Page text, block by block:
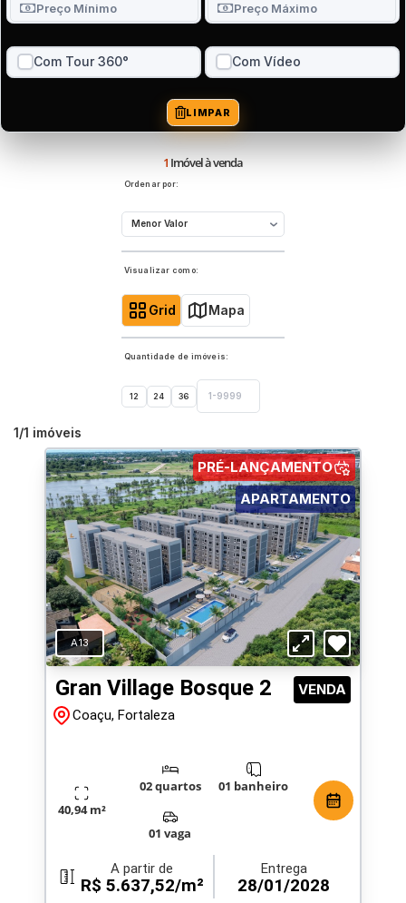
Com Tour 360° Com Vídeo
LIMPAR
1 Imóvel à venda
Ordenar por:
Visualizar como:
Grid Mapa
Quantidade de imóveis:
12 24 36
1/1 imóveis
A13
APARTAMENTO
PRÉ-LANÇAMENTO
Gran Village Bosque 2 VENDA
Coaçu, Fortaleza
40,94 m²
02 quartos 01 banheiro
01 vaga
A partir de
R$ 5.637,52/m²
Entrega
28/01/2028